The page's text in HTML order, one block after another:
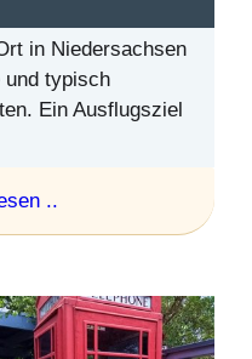
in Niedersachsen
und typisch
Ein Ausflugsziel
..